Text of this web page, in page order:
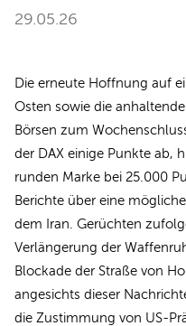
29.05.26
Die erneute Hoffnung auf
Osten sowie die
Börsen zum
der DAX einige Punkte ab,
runden Marke bei 25.000
Berichte über eine
dem Iran. Gerüchten
Verlängerung der
Blockade der Straße von
angesichts dieser
die Zustimmung von US-